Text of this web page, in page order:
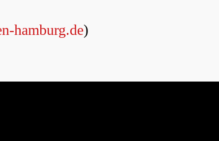
hamburg.de)